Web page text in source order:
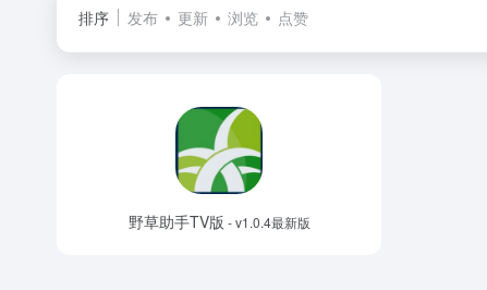
排序 发布 更新 浏览 点赞
野草助手TV版 - v1.0.4最新版